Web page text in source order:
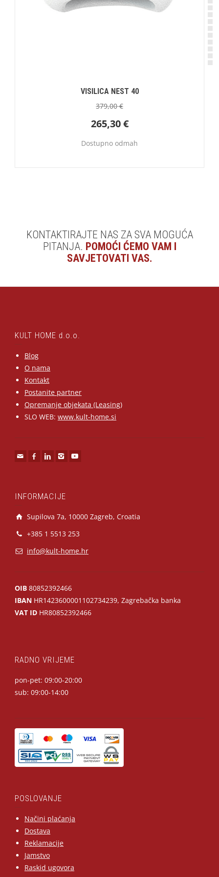
VISILICA NEST 40
379,00€
265,30€
Dostupno odmah
KONTAKTIRAJTE NAS ZA SVA MOGUĆA
PITANJA. POMOĆI ĆEMO VAM I
SAVJETOVATI VAS.
KULT HOME d.o.o.
Blog
O nama
Kontakt
Postanite partner
Opremanje objekata (Leasing)
SLO WEB: www.kult-home.si
INFORMACIJE
Supilova 7a, 10000 Zagreb, Croatia
+385 1 5513 253
info@kult-home.hr
OIB 80852392466
IBAN HR1423600001102734239, Zagrebačka banka
VAT ID HR80852392466
RADNO VRIJEME
pon-pet: 09:00-20:00
sub: 09:00-14:00
POSLOVANJE
Načini plaćanja
Dostava
Reklamacije
Jamstvo
Raskid ugovora